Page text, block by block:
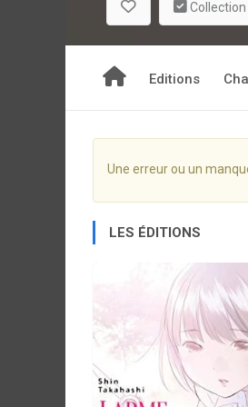
chacun, et deCollection
Editions
Une erreur ou un
LES ÉDITIONS